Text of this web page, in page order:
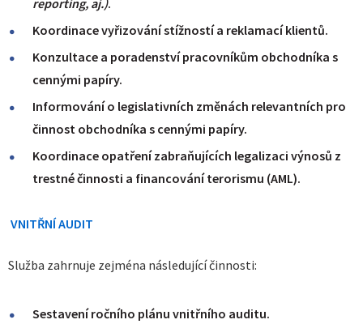
reporting, aj.).
Koordinace vyřizování stížností a reklamací klientů.
Konzultace a poradenství pracovníkům obchodníka s
cennými papíry.
Informování o legislativních změnách relevantních pro
činnost obchodníka s cennými papíry.
Koordinace opatření zabraňujících legalizaci výnosů z
trestné činnosti a financování terorismu (AML).
VNITŘNÍ AUDIT
Služba zahrnuje zejména následující činnosti:
Sestavení ročního plánu vnitřního auditu.